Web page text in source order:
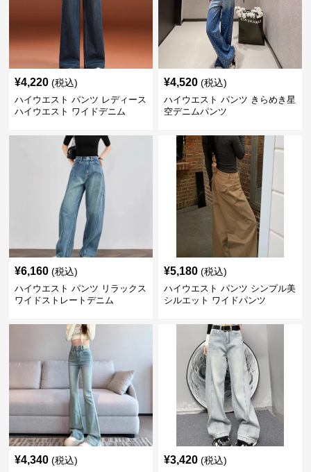
¥4,220 (税込)
ハイウエスト パンツ レディース
ハイウエスト ワイドデニム
¥4,520 (税込)
ハイウエスト パンツ きらめき星
空デニムパンツ
¥6,160 (税込)
ハイウエスト パンツ リラックス
ワイドストレートデニム
¥5,180 (税込)
ハイウエスト パンツ シンプル美
シルエット ワイドパンツ
¥4,340 (税込) ¥3,420 (税込)